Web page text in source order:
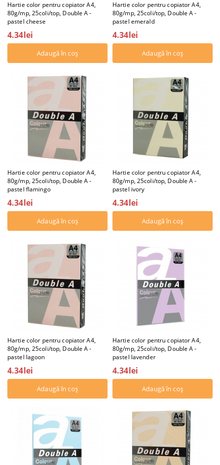
Hartie color pentru copiator A4,
80g/mp, 25coli/top, Double A -
pastel cheese
4.34lei
Hartie color pentru copiator A4,
80g/mp, 25coli/top, Double A -
pastel emerald
4.34lei
Hartie color pentru copiator A4,
80g/mp, 25coli/top, Double A -
pastel flamingo
4.34lei
Hartie color pentru copiator A4,
80g/mp, 25coli/top, Double A -
pastel ivory
4.34lei
Hartie color pentru copiator A4,
80g/mp, 25coli/top, Double A -
pastel lagoon
4.34lei
Hartie color pentru copiator A4,
80g/mp, 25coli/top, Double A -
pastel lavender
4.34lei